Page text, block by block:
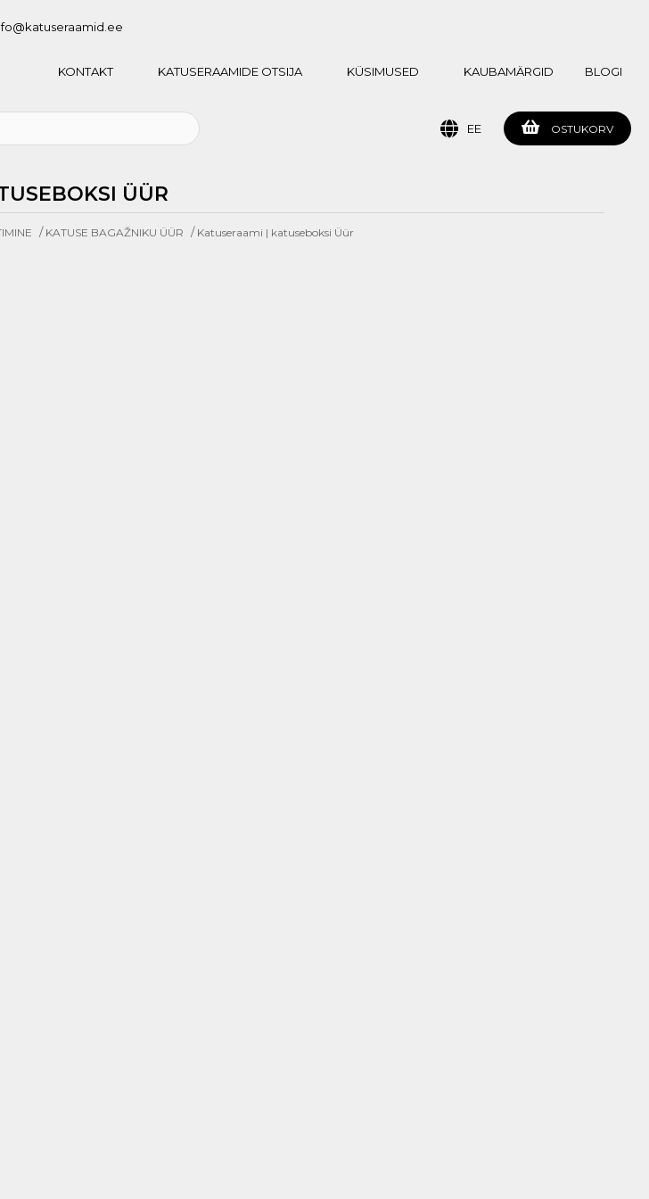
KONTAKT KATUSERAAMIDE OTSIJA KÜSIMUSED KAUBAMÄRGID BLOGI
OSTUKORV
EE
ÜÜR
/ KATUSE BAGAŽNIKU ÜÜR / Katuseraami | katuseboksi Üür